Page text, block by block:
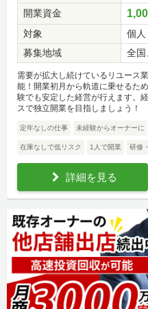
開業資金
対象
個人
募集地域
全国
需要が拡大し続けているリユース
能！開業初月から軌道に乗せるた
験でも安定した経営が行えます。
スで独立開業を目指しましょう！
定年なしの仕事 未経験からオーナーに
在庫なしで低リスク 1人で開業 研修
詳細を見る